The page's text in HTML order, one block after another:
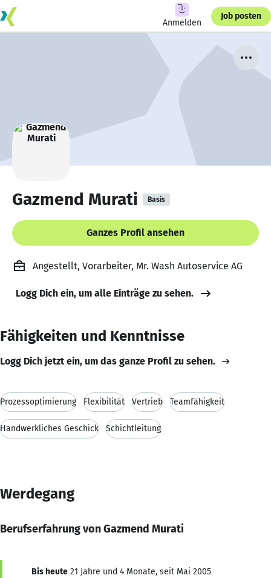
Anmelden
Job posten
Gazmend Murati Basis
Ganzes Profil ansehen
Angestellt, Vorarbeiter, Mr. Wash Autoservice AG
Logg Dich ein, um alle Einträge zu sehen.
Fähigkeiten und Kenntnisse
Logg Dich jetzt ein, um das ganze Profil zu sehen.
Prozessoptimierung Flexibilität Vertrieb Teamfähigkeit
Handwerkliches Geschick Schichtleitung
Werdegang
Berufserfahrung von Gazmend Murati
Bis heute 21 Jahre und 4 Monate, seit Mai 2005